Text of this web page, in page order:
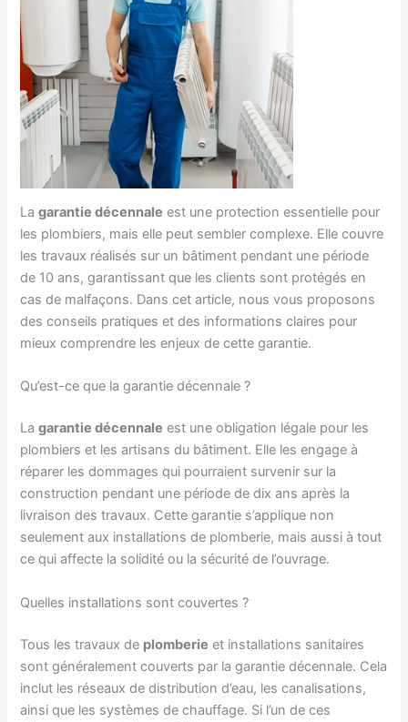
Lagarantie décennale est une protection essentielle pour
les plombiers, mais elle peut sembler complexe. Elle couvre
les travaux réalisés sur un bâtiment pendant une période
de 10 ans, garantissant que les clients sont protégés en
cas de malfaçons. Dans cet article, nous vous proposons
des conseils pratiques et des informations claires pour
mieux comprendre les enjeux de cette garantie.
Qu’est-ce que la garantie décennale ?
Lagarantie décennale est une obligation légale pour les
plombiers et les artisans du bâtiment. Elle les engage à
réparer les dommages qui pourraient survenir sur la
construction pendant une période de dix ans après la
livraison des travaux. Cette garantie s’applique non
seulement aux installations de plomberie, mais aussi à tout
ce qui affecte la solidité ou la sécurité de l’ouvrage.
Quelles installations sont couvertes ?
Tous les travaux de plomberie et installations sanitaires
sont généralement couverts par la garantie décennale. Cela
inclut les réseaux de distribution d’eau, les canalisations,
ainsi que les systèmes de chauffage. Si l’un de ces